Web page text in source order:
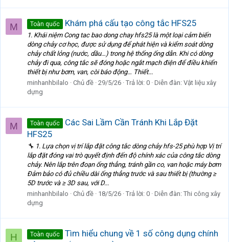
M Toàn quốc Khám phá cấu tạo công tắc HFS25
1. Khái niệm Cong tac bao dong chay hfs25 là một loại cảm biến
dòng chảy cơ học, được sử dụng để phát hiện và kiểm soát dòng
chảy chất lỏng (nước, dầu…) trong hệ thống ống dẫn. Khi có dòng
chảy đi qua, công tắc sẽ đóng hoặc ngắt mạch điện để điều khiển
thiết bị như bơm, van, còi báo động… Thiết...
minhanhbilalo
Chủ đề 29/5/26 Trả lời: 0 Diễn đàn: Vật liệu xây
dựng
M Toàn quốc
Các Sai Lầm Cần Tránh Khi Lắp Đặt
HFS25
🔧 1. Lựa chọn vị trí lắp đặt công tắc dòng chảy hfs-25 phù hợp Vị trí
lắp đặt đóng vai trò quyết định đến độ chính xác của công tắc dòng
chảy. Nên lắp trên đoạn ống thẳng, tránh gần co, van hoặc máy bơm
Đảm bảo có đủ chiều dài ống thẳng trước và sau thiết bị (thường ≥
5D trước và ≥ 3D sau, với D...
minhanhbilalo
Chủ đề 18/5/26 Trả lời: 0 Diễn đàn: Thi công xây
dựng
H Toàn quốc
Tìm hiểu chung về 1 số công dụng chính